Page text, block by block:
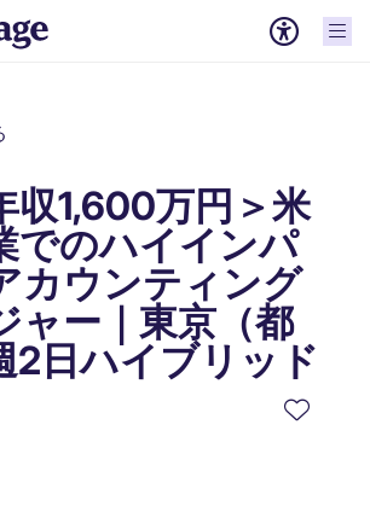
収1,600万円＞米
でのハイインパ
カウンティング
ャー｜東京（都
2日ハイブリッド